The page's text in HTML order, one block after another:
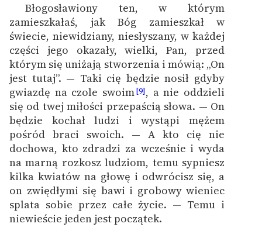
Błogosławiony ten, w którym
zamieszkałaś, jak Bóg zamieszkał w
świecie, niewidziany, niesłyszany, w każdej
części jego okazały, wielki, Pan, przed
którym się uniżają stworzenia i mówią: „On
jest tutaj”. — Taki cię będzie nosił gdyby
gwiazdę na czole swoim[9], a nie oddzieli
się od twej miłości przepaścią słowa. — On
będzie kochał ludzi i wystąpi mężem
pośród braci swoich. — A kto cię nie
dochowa, kto zdradzi za wcześnie i wyda
na marną rozkosz ludziom, temu sypniesz
kilka kwiatów na głowę i odwrócisz się, a
on zwiędłymi się bawi i grobowy wieniec
splata sobie przez całe życie. — Temu i
niewieście jeden jest początek.